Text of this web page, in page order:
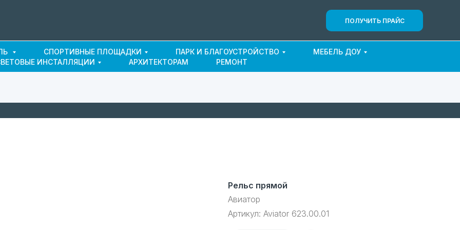
ПОЛУЧИТЬ ПРАЙС
СПОРТИВНЫЕ ПЛОЩАДКИ ПАРК И БЛАГОУСТРОЙСТВО
МЕБЕЛЬ ДОУ
ИНСТАЛЛЯЦИИ
АРХИТЕКТОРАМ РЕМОНТ
Рельс прямой
Авиатор
Артикул: Aviator 623.00.01